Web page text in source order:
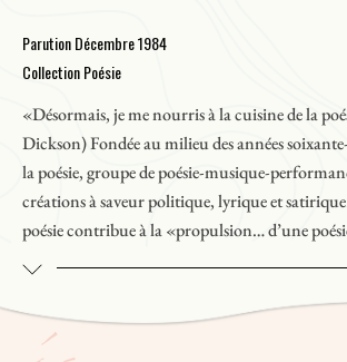
Parution Décembre 1984
Collection Poésie
«Désormais, je me nourris à la cuisine de la
Dickson) Fondée au milieu des années soixante-dix, la Cuisine de
la poésie, groupe de poésie-musique-
créations à saveur politique, lyrique et
poésie contribue à la «propulsion… d’une
place publique, d’une poésie qui s’inspire des
Cette collection d’audiocassettes comprend des
Robert Dickson, de Jean Marc Dalpé,de Patrice